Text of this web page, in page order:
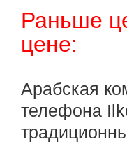
Раньше
цене:
Арабская
телефона